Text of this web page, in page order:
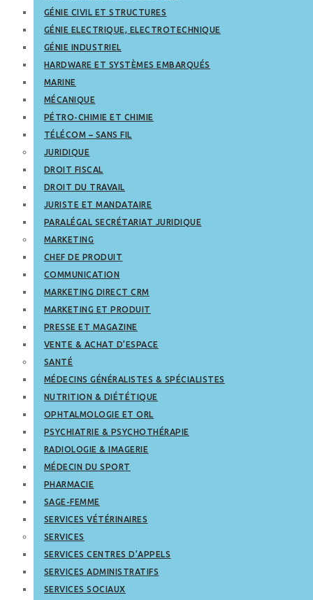
GÉNIE CIVIL ET STRUCTURES
GÉNIE ELECTRIQUE, ELECTROTECHNIQUE
GÉNIE INDUSTRIEL
HARDWARE ET SYSTÈMES EMBARQUÉS
MARINE
MÉCANIQUE
PÉTRO-CHIMIE ET CHIMIE
TÉLÉCOM – SANS FIL
JURIDIQUE
DROIT FISCAL
DROIT DU TRAVAIL
JURISTE ET MANDATAIRE
PARALÉGAL SECRÉTARIAT JURIDIQUE
MARKETING
CHEF DE PRODUIT
COMMUNICATION
MARKETING DIRECT CRM
MARKETING ET PRODUIT
PRESSE ET MAGAZINE
VENTE & ACHAT D’ESPACE
SANTÉ
MÉDECINS GÉNÉRALISTES & SPÉCIALISTES
NUTRITION & DIÉTÉTIQUE
OPHTALMOLOGIE ET ORL
PSYCHIATRIE & PSYCHOTHÉRAPIE
RADIOLOGIE & IMAGERIE
MÉDECIN DU SPORT
PHARMACIE
SAGE-FEMME
SERVICES VÉTÉRINAIRES
SERVICES
SERVICES CENTRES D’APPELS
SERVICES ADMINISTRATIFS
SERVICES SOCIAUX